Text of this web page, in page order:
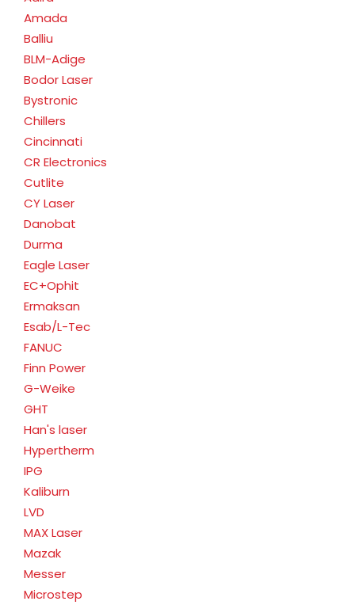
Amada
Balliu
BLM-Adige
Bodor Laser
Bystronic
Chillers
Cincinnati
CR Electronics
Cutlite
CY Laser
Danobat
Durma
Eagle Laser
EC+Ophit
Ermaksan
Esab/L-Tec
FANUC
Finn Power
G-Weike
GHT
Han's laser
Hypertherm
IPG
Kaliburn
LVD
MAX Laser
Mazak
Messer
Microstep